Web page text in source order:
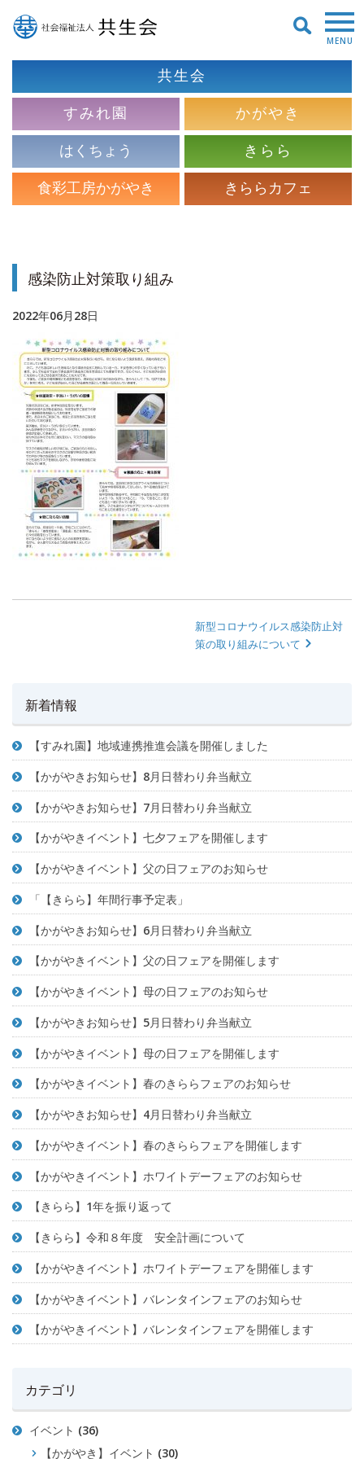
MENU
共生会
すみれ園
かがやき
はくちょう
きらら
食彩工房かがやき
きららカフェ
感染防止対策取り組み
2022年06月28日
新型コロナウイルス感染防止対
策の取り組みについて
新着情報
【すみれ園】地域連携推進会議を開催しました
【かがやきお知らせ】8月日替わり弁当献立
【かがやきお知らせ】7月日替わり弁当献立
【かがやきイベント】七夕フェアを開催します
【かがやきイベント】父の日フェアのお知らせ
「【きらら】年間行事予定表」
【かがやきお知らせ】6月日替わり弁当献立
【かがやきイベント】父の日フェアを開催します
【かがやきイベント】母の日フェアのお知らせ
【かがやきお知らせ】5月日替わり弁当献立
【かがやきイベント】母の日フェアを開催します
【かがやきイベント】春のきららフェアのお知らせ
【かがやきお知らせ】4月日替わり弁当献立
【かがやきイベント】春のきららフェアを開催します
【かがやきイベント】ホワイトデーフェアのお知らせ
【きらら】1年を振り返って
【きらら】令和８年度 安全計画について
【かがやきイベント】ホワイトデーフェアを開催します
【かがやきイベント】バレンタインフェアのお知らせ
【かがやきイベント】バレンタインフェアを開催します
カテゴリ
イベント (36)
【かがやき】イベント (30)